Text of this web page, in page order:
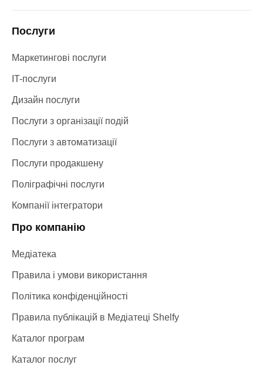
Послуги
Маркетингові послуги
IT-послуги
Дизайн послуги
Послуги з організації подій
Послуги з автоматизації
Послуги продакшену
Поліграфічні послуги
Компанії інтегратори
Про компанію
Медіатека
Правила і умови використання
Політика конфіденційності
Правила публікацій в Медіатеці Shelfy
Каталог програм
Каталог послуг